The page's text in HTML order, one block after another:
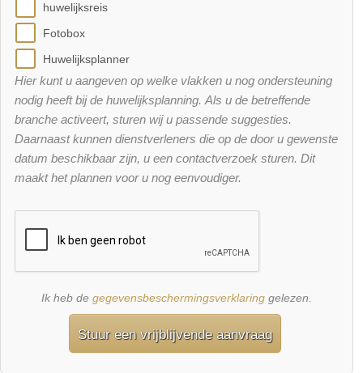
huwelijksreis
Fotobox
Huwelijksplanner
Hier kunt u aangeven op welke vlakken u nog ondersteuning
nodig heeft bij de huwelijksplanning. Als u de betreffende
branche activeert, sturen wij u passende suggesties.
Daarnaast kunnen dienstverleners die op de door u gewenste
datum beschikbaar zijn, u een contactverzoek sturen. Dit
maakt het plannen voor u nog eenvoudiger.
Ik heb de gegevensbeschermingsverklaring gelezen.
Stuur een vrijblijvende aanvraag